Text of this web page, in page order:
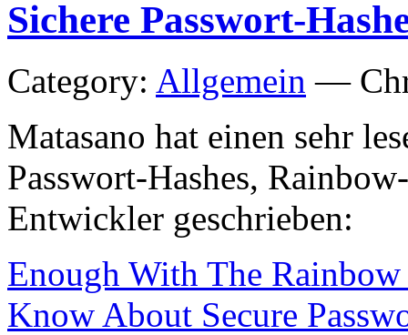
Sichere Passwort-
Category: Allgemein —
Matasano hat einen sehr
Passwort-Hashes,
Entwickler geschrieben:
Enough With The
Know About Secure